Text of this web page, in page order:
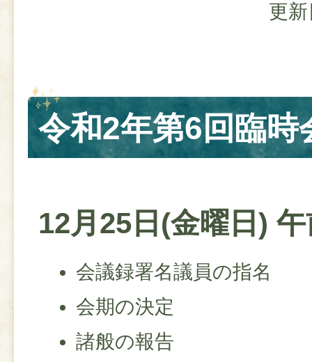
更
令和2年第6回臨時
12月25日(金曜日)
会議録署名議員の指名
会期の決定
諸般の報告